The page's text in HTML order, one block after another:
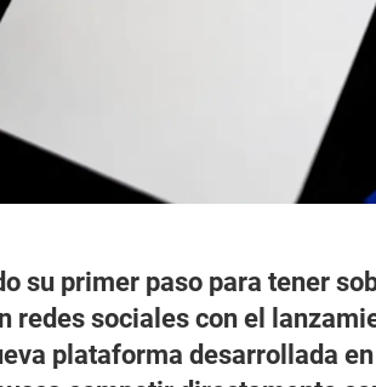
su primer paso para tener
redes sociales con el
plataforma desarrollada